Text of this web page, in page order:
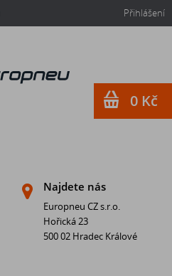
Přihlášení
Najdete nás
Europneu CZ s.r.o.
Hořická 23
500 02 Hradec Králové
0 Kč